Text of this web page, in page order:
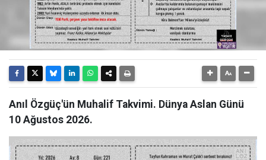
Anıl Özgüç'ün Muhalif Takvimi. Dünya Aslan Günü
10 Ağustos 2026.